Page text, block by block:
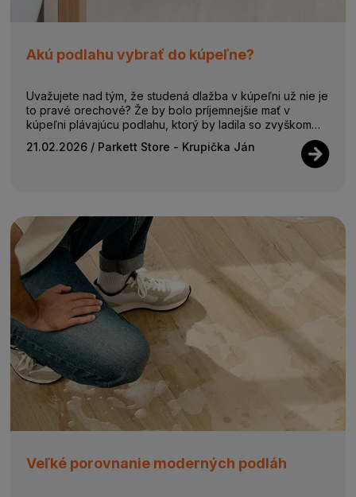
Akú podlahu vybrať do kúpeľne?
Uvažujete nad tým, že studená dlažba v kúpeľni už nie je
to pravé orechové? Že by bolo príjemnejšie mať v
kúpeľni plávajúcu podlahu, ktorý by ladila so zvyškom
21.02.2026 / Parkett Store - Krupička Ján
Veľké porovnanie moderných podláh